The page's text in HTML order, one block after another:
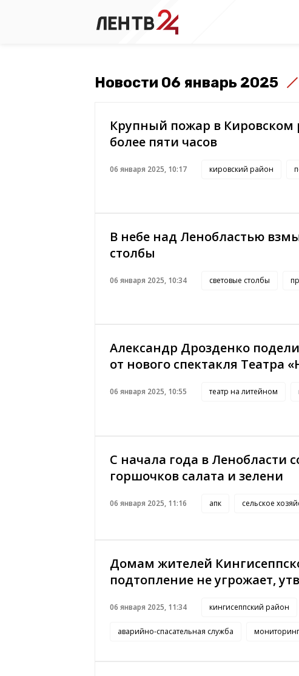
Новости 06 январь 2025
Крупный пожар в Кировском
более пяти часов
06 января 2025, 10:17 кировский район
В небе над Ленобластью
столбы
06 января 2025, 10:34 световые столбы
Александр Дрозденко
от нового спектакля Театра
06 января 2025, 10:55 театр на литейном
С начала года в Ленобласти
горшочков салата и зелени
06 января 2025, 11:16 апк сельское
Домам жителей
подтопление не угрожает,
06 января 2025, 11:34 кингисеппский район
аварийно-спасательная служба мониторинг